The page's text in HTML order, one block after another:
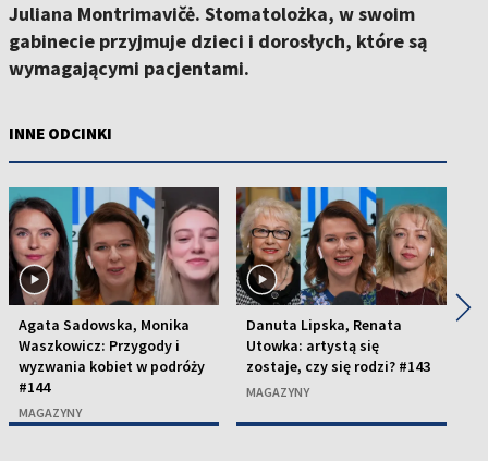
Juliana Montrimavičė. Stomatolożka, w swoim
gabinecie przyjmuje dzieci i dorosłych, które są
wymagającymi pacjentami.
INNE ODCINKI
Agata Sadowska, Monika
Waszkowicz: Przygody i
wyzwania kobiet w podróży
#144
MAGAZYNY
Danuta Lipska, Renata
Utowka: artystą się
zostaje, czy się rodzi? #143
MAGAZYNY
▶